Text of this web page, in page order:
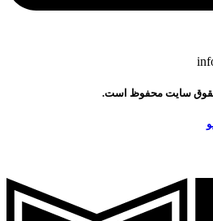
حقوق سایت محفوظ است.